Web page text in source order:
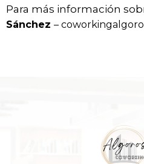
Para más información
Sánchez –